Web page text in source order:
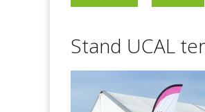
Stand UCAL